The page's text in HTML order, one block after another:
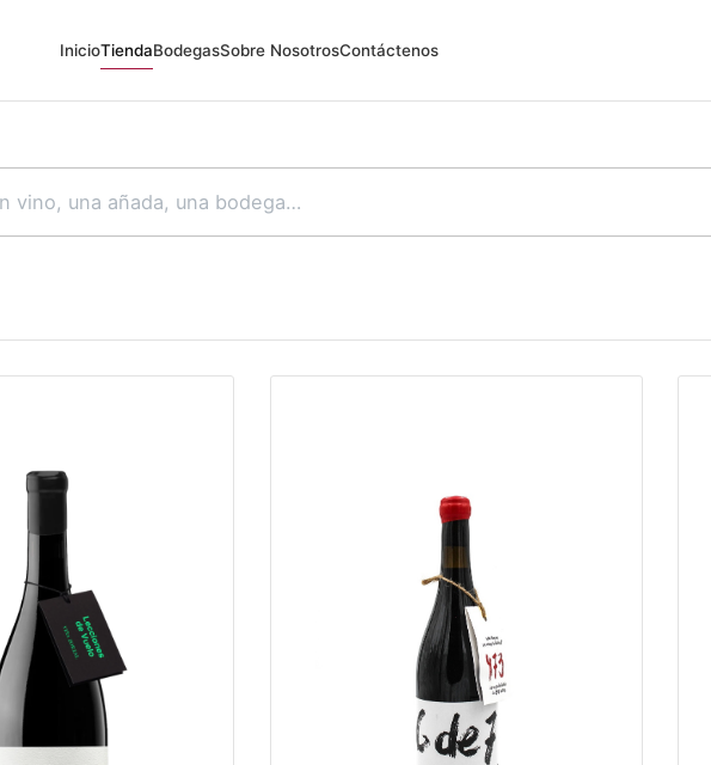
InicioTiendaBodegasSobre NosotrosContáctenos